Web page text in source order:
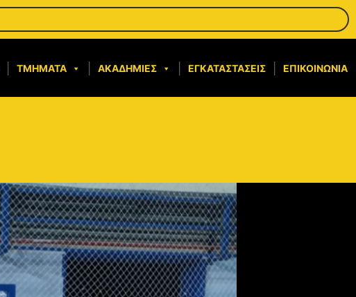
ΤΜΉΜΑΤΑ ΑΚΑΔΗΜΊΕΣ ΕΓΚΑΤΑΣΤΆΣΕΙΣ ΕΠΙΚΟΙΝΩΝΊΑ